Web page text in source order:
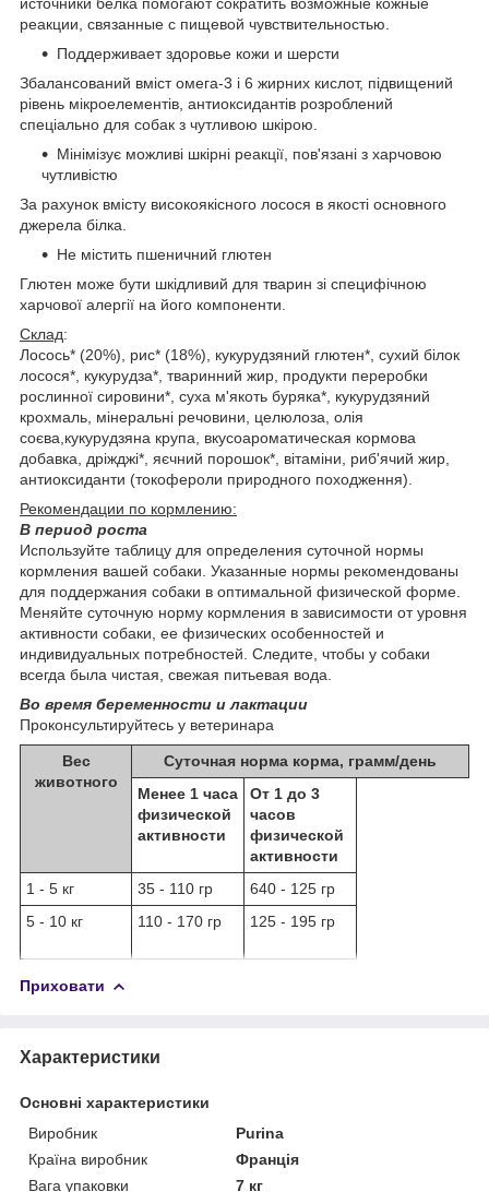
реакции, связанные с пищевой чувствительностью.
Поддерживает здоровье кожи и шерсти
Збалансований вміст омега-3 і 6 жирних кислот, підвищений
рівень мікроелементів, антиоксидантів розроблений
спеціально для собак з чутливою шкірою.
Мінімізує можливі шкірні реакції, пов'язані з харчовою
чутливістю
За рахунок вмісту високоякісного лосося в якості основного
джерела білка.
Не містить пшеничний глютен
Глютен може бути шкідливий для тварин зі специфічною
харчової алергії на його компоненти.
Склад:
Лосось* (20%), рис* (18%), кукурудзяний глютен*, сухий білок
лосося*, кукурудза*, тваринний жир, продукти переробки
рослинної сировини*, суха м'якоть буряка*, кукурудзяний
крохмаль, мінеральні речовини, целюлоза, олія
соєва,кукурудзяна крупа, вкусоароматическая кормова
добавка, дріжджі*, яєчний порошок*, вітаміни, риб'ячий жир,
антиоксиданти (токофероли природного походження).
Рекомендации по кормлению:
В период роста
Используйте таблицу для определения суточной нормы
кормления вашей собаки. Указанные нормы рекомендованы
для поддержания собаки в оптимальной физической форме.
Меняйте суточную норму кормления в зависимости от уровня
активности собаки, ее физических особенностей и
индивидуальных потребностей. Следите, чтобы у собаки
всегда была чистая, свежая питьевая вода.
Во время беременности и лактации
Проконсультируйтесь у ветеринара
Вес
животного
Суточная норма корма, грамм/день
Менее 1 часа
физической
активности
От 1 до 3
часов
физической
активности
1 - 5 кг
35 - 110 гр
640 - 125 гр
5 - 10 кг
110 - 170 гр 125 - 195 гр
Приховати
Характеристики
Основні характеристики
Виробник
Purina
Країна виробник
Франція
Вага упаковки
7 кг